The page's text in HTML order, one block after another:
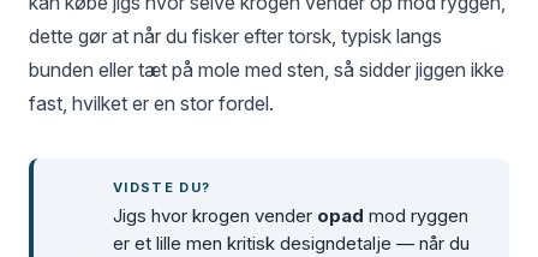
dette gør at når du fisker efter torsk, typisk langs
bunden eller tæt på mole med sten, så sidder jiggen ikke
fast, hvilket er en stor fordel.
VIDSTE DU?
Jigs hvor krogen vender opad mod ryggen
er et lille men kritisk designdetalje — når du